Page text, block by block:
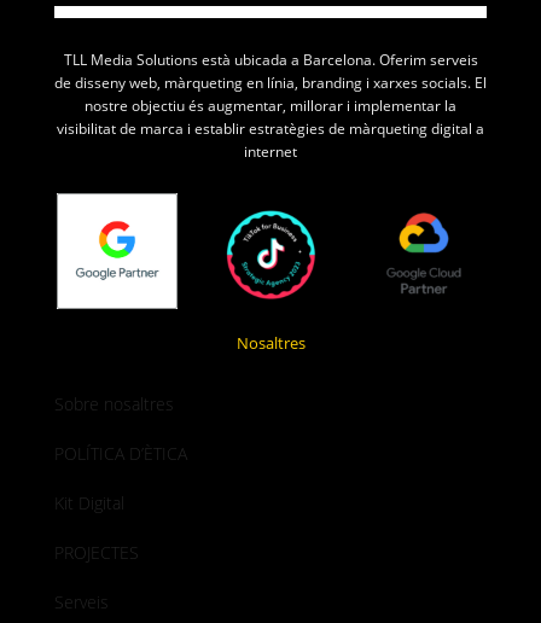
TLL Media Solutions està ubicada a Barcelona. Oferim serveis
de disseny web, màrqueting en línia, branding i xarxes socials. El
nostre objectiu és augmentar, millorar i implementar la
visibilitat de marca i establir estratègies de màrqueting digital a
internet
Nosaltres
Sobre nosaltres
POLÍTICA D’ÈTICA
Kit Digital
PROJECTES
Serveis